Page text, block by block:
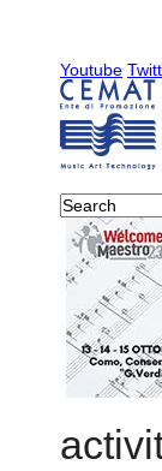
Youtube